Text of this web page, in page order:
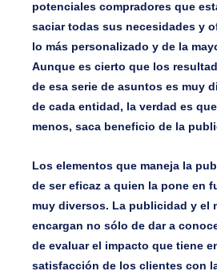
potenciales compradores que
saciar todas sus necesidades y
lo más personalizado y de la
Aunque es cierto que los
de esa serie de asuntos es muy
de cada entidad, la verdad es
menos, saca beneficio de la
Los elementos que maneja la
de ser eficaz a quien la pone en
muy diversos. La publicidad y el
encargan no sólo de dar a
de evaluar el impacto que tiene
satisfacción de los clientes con